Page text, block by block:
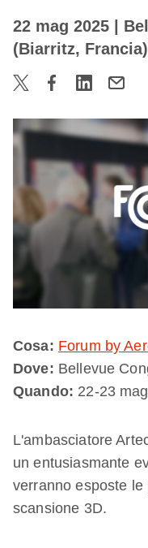
22 mag 2025
|
(Biarritz, Francia)
Cosa: Forum by
Dove: Bellevue
Quando: 22-23
L'ambasciatore
un entusiasmante
verranno esposte
scansione 3D.